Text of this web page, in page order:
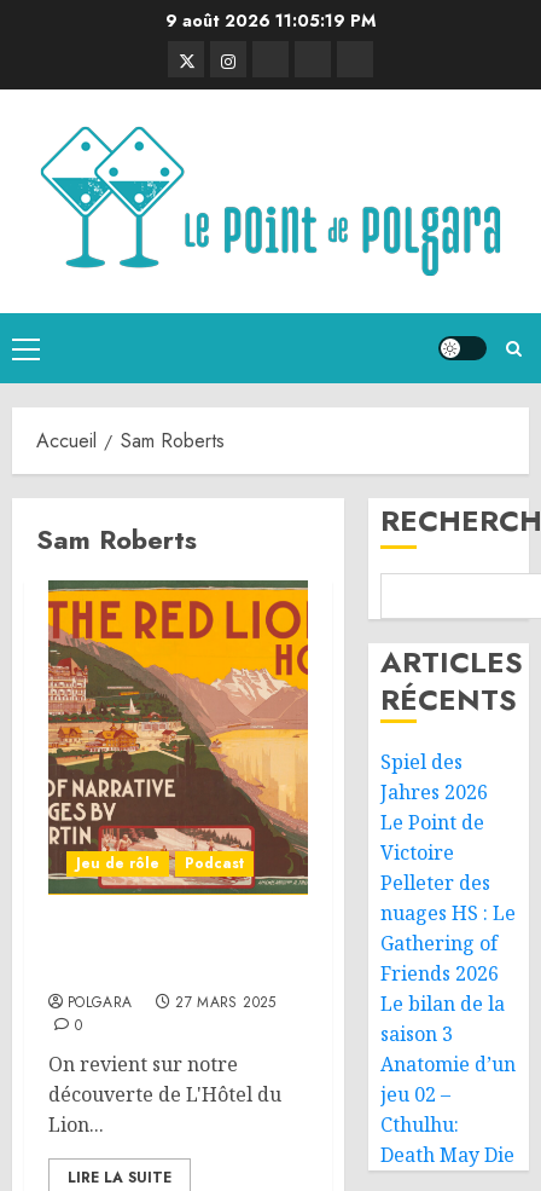
9 août 2026 11:05:19 PM
TwitterInstagram
Menu
principal
Accueil Sam Roberts
Sam Roberts
Jeu de rôle Podcast
POLGARA
27 MARS 2025
0
On revient sur notre
découverte de L'Hôtel du
Lion...
LIRE LA SUITE
ARTICLES
RÉCENTS
Spiel des
Jahres 2026
Le Point de
Victoire
Pelleter des
nuages HS : Le
Gathering of
Friends 2026
Le bilan de la
saison 3
Anatomie d’un
jeu 02 –
Cthulhu:
Death May Die